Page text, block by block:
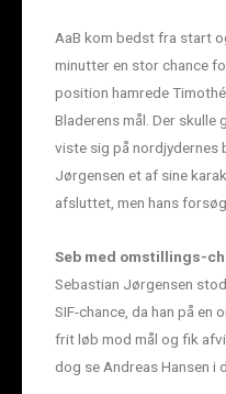
AaB kom bedst fra start
minutter en stor chance
position hamrede
Bladerens mål. Der skulle
viste sig på nordjydernes
Jørgensen et af sine
afsluttet, men hans
Seb med omstillings-
Sebastian Jørgensen
SIF-chance, da han på
frit løb mod mål og fik
dog se Andreas Hansen i